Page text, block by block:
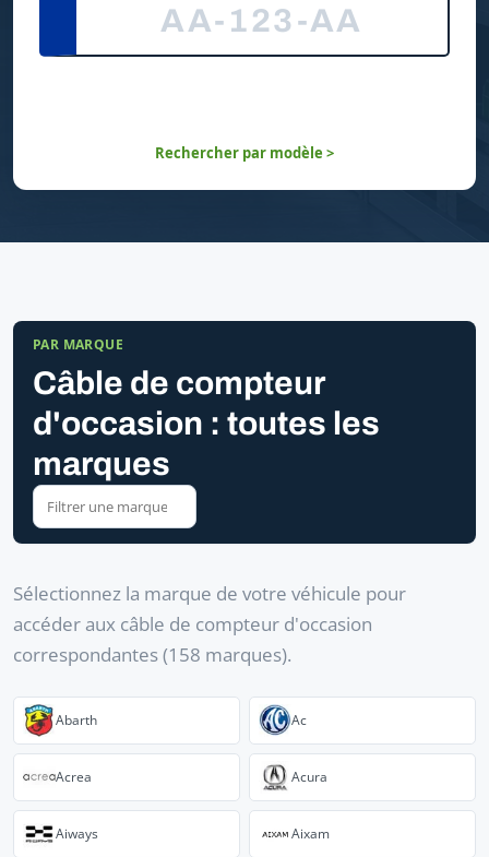
Rechercher par modèle >
PAR MARQUE
Câble de compteur
d'occasion : toutes les
marques
Sélectionnez la marque de votre véhicule pour
accéder aux câble de compteur d'occasion
correspondantes (158 marques).
Abarth Ac
Acrea Acura
Aiways Aixam